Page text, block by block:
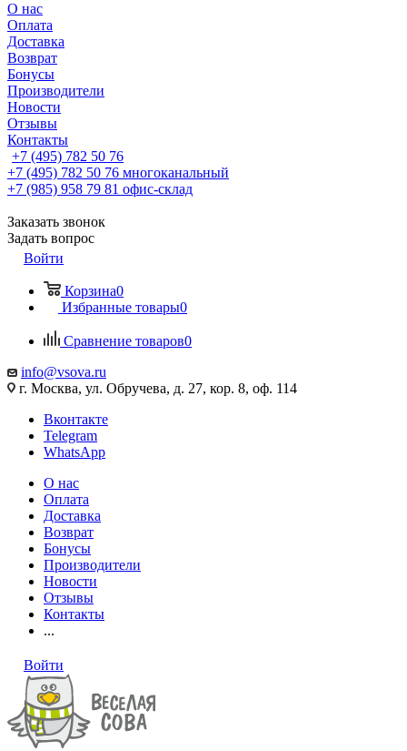
О нас
Оплата
Доставка
Возврат
Бонусы
Производители
Новости
Отзывы
Контакты
+7 (495) 782 50 76
+7 (495) 782 50 76 многоканальный
+7 (985) 958 79 81 офис-склад
Заказать звонок
Задать вопрос
Войти
Корзина0
Избранные товары0
Сравнение товаров0
info@vsova.ru
г. Москва, ул. Обручева, д. 27, кор. 8, оф. 114
Вконтакте
Telegram
WhatsApp
О нас
Оплата
Доставка
Возврат
Бонусы
Производители
Новости
Отзывы
Контакты
...
Войти